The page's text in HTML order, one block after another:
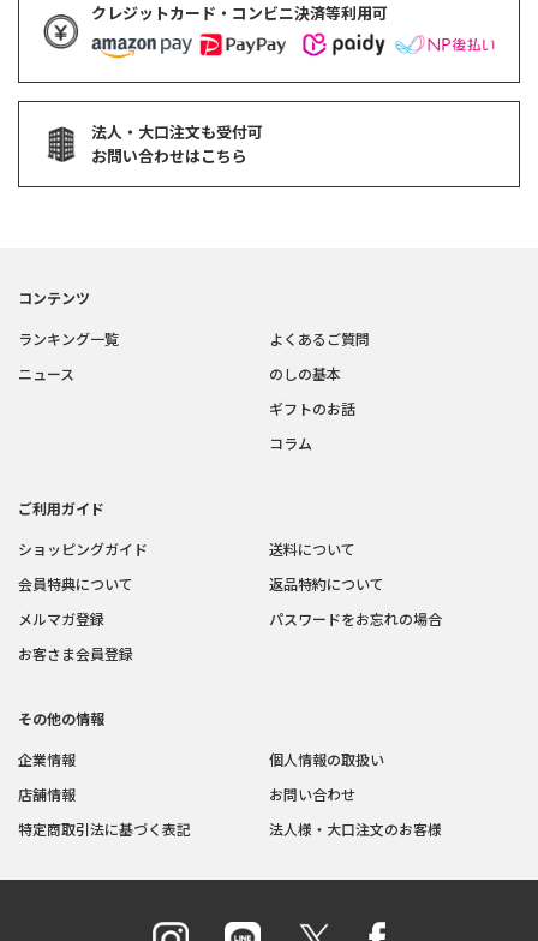
クレジットカード・コンビニ決済等利用可
法人・大口注文も受付可
お問い合わせはこちら
コンテンツ
ランキング一覧
ニュース
よくあるご質問
のしの基本
ギフトのお話
コラム
ご利用ガイド
ショッピングガイド
会員特典について
メルマガ登録
お客さま会員登録
送料について
返品特約について
パスワードをお忘れの場合
その他の情報
企業情報
店舗情報
特定商取引法に基づく表記
個人情報の取扱い
お問い合わせ
法人様・大口注文のお客様